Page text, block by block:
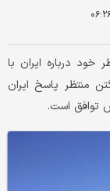
خود درباره ایران با
منتظر پاسخ ایران
توافق است.